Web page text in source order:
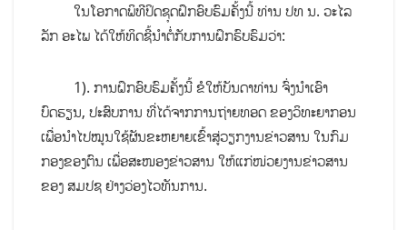
ໃນໂອກາດພິທີປິດຊຸດຝຶກອົບຮົມຄັ້ງນີ້ ທ່ານ ປທ ນ. ວະໄລ
ລັກ ອະໄພ ໄດ້ໃຫ້ທິດຊີ້ນຳຕໍ່ກັບການຝຶກຮົບຮົມວ່າ:
1). ການຝຶກອົບຮົມຄັ້ງນີ້ ຂໍໃຫ້ບັນດາທ່ານ ຈົ່ງນໍາເອົາ
ບົດຮຽນ, ປະສົບການ ທີ່ໄດ້ຈາກການຖ່າຍທອດ ຂອງວິທະຍາກອນ
ເພື່ອນໍາໄປໝູນໃຊ້ຜັນຂະຫຍາຍເຂົ້າສູ່ວຽກງານຂ່າວສານ ໃນກົມ
ກອງຂອງຕົນ ເພື່ອສະໜອງຂ່າວສານ ໃຫ້ແກ່ໜ່ວຍງານຂ່າວສານ
ຂອງ ສມປຊ ຢ່າງວ່ອງໄວທັນການ.